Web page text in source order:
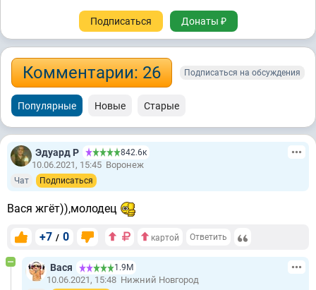
Подписаться Донаты ₽
Комментарии: 26 Подписаться на обсуждения
Популярные Новые Старые
Эдуард Р 842.6к
10.06.2021, 15:45 Воронеж
Чат Подписаться
Вася жгёт)),молодец
+7 / 0 картой Ответить
Вася 1.9М
10.06.2021, 15:48 Нижний Новгород